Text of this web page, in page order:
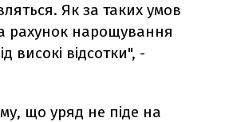
Як за таких умов
рахунок нарощування
високі відсотки", -
що уряд не піде на